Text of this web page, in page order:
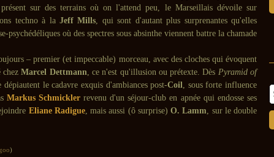
sur des terrains où on l'attend peu, le Marseillais dévoile sur
techno à laJeff Mills, qui sont d'autant plus surprenantes qu'elles
psychédéliques où des spectres sous absinthe viennent battre la chamade
– premier (et impeccable) morceau, avec des cloches qui évoquent
chezMarcel Dettmann, ce n'est qu'illusion ou prétexte. Dès Pyramid of
dépiautent le cadavre exquis d'ambiances post-Coil, sous forte influence
Markus Schmicklerrevenu d'un séjour-club en apnée qui endosse ses
Eliane Radigue, mais aussi (ô surprise) O. Lamm, sur le double
)